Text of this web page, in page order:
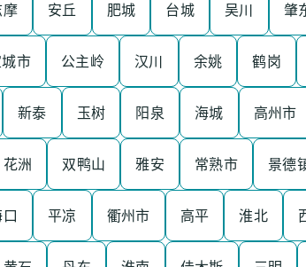
摩 安丘 肥城 台城 吴川 肇
市 公主岭 汉川 余姚 鹤岗
新泰 玉树 阳泉 海城 高州市
花洲 双鸭山 雅安 常熟市 景德
平凉 衢州市 高平 淮北